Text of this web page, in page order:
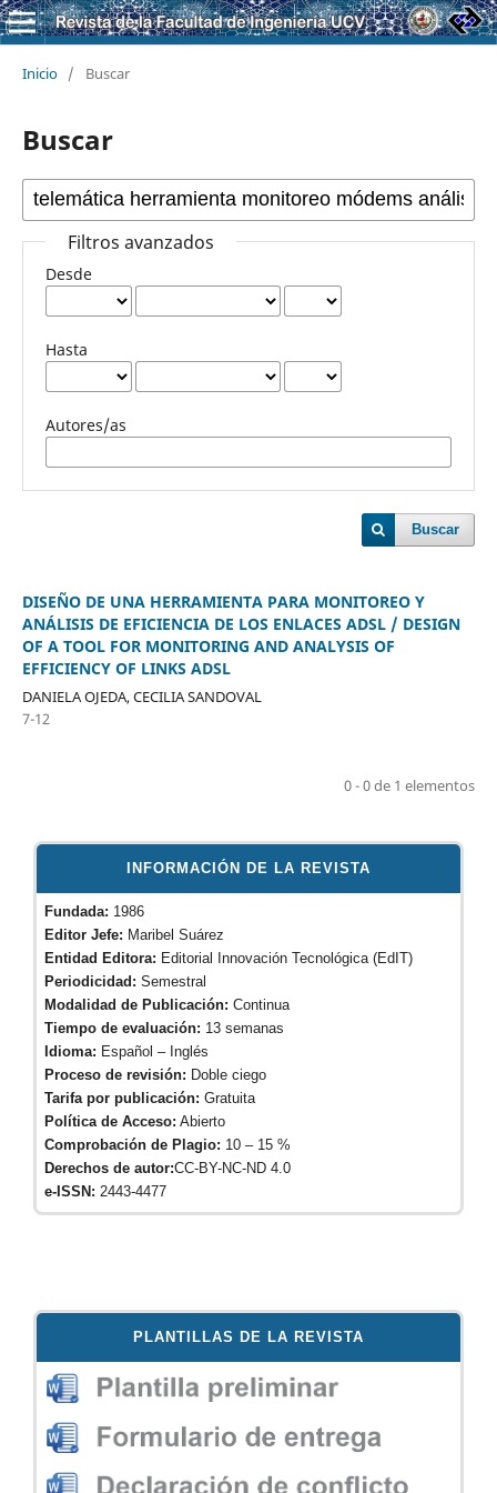
Inicio / Buscar
Buscar
Filtros avanzados
Desde
Hasta
Autores/as
Buscar
DISEÑO DE UNA HERRAMIENTA PARA MONITOREO Y
ANÁLISIS DE EFICIENCIA DE LOS ENLACES ADSL / DESIGN
OF A TOOL FOR MONITORING AND ANALYSIS OF
EFFICIENCY OF LINKS ADSL
DANIELA OJEDA, CECILIA SANDOVAL
7-12
0 - 0 de 1 elementos
INFORMACIÓN DE LA REVISTA
Fundada: 1986
Editor Jefe: Maribel Suárez
Entidad Editora: Editorial Innovación Tecnológica (EdIT)
Periodicidad: Semestral
Modalidad de Publicación: Continua
Tiempo de evaluación: 13 semanas
Idioma: Español – Inglés
Proceso de revisión: Doble ciego
Tarifa por publicación: Gratuita
Política de Acceso: Abierto
Comprobación de Plagio: 10 – 15 %
Derechos de autor:CC-BY-NC-ND 4.0
e-ISSN: 2443-4477
PLANTILLAS DE LA REVISTA